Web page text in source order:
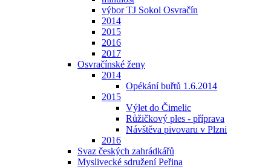
výbor TJ Sokol Osvračín
2014
2015
2016
2017
Osvračínské ženy
2014
Opékání buřtů 1.6.2014
2015
Výlet do Čimelic
Růžičkový ples - příprava
Návštěva pivovaru v Plzni
2016
Svaz českých zahrádkářů
Myslivecké sdružení Peřina